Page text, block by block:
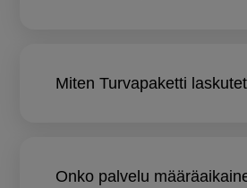
Miten Turvapaketti
Onko palvelu